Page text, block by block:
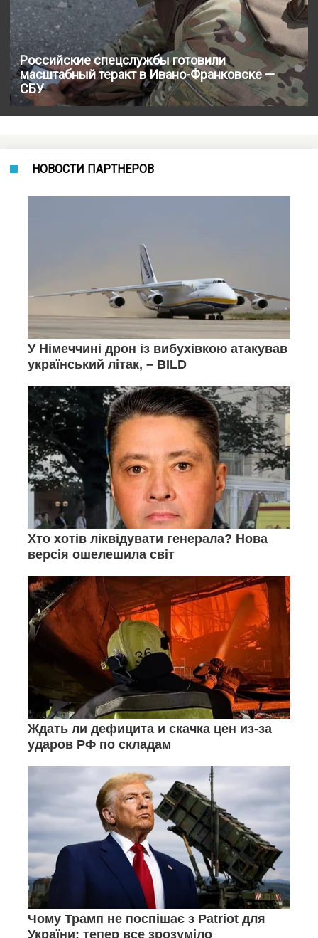
Российские спецслужбы готовили
масштабный теракт в Ивано-Франковске —
СБУ
НОВОСТИ ПАРТНЕРОВ